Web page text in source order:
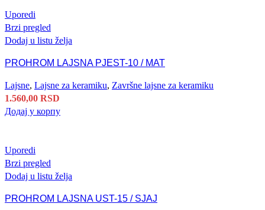
Uporedi
Brzi pregled
Dodaj u listu želja
PROHROM LAJSNA PJEST-10 / MAT
Lajsne, Lajsne za keramiku, Završne lajsne za keramiku
1.560,00 RSD
Додај у корпу
Uporedi
Brzi pregled
Dodaj u listu želja
PROHROM LAJSNA UST-15 / SJAJ